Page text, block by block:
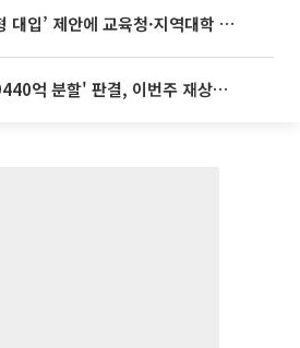
제안에 교육청·지역대학 서·논술형 입시 연계 '착수'
최태원·노소영 '9440억 분할' 판결, 이번주 재상고 여부 주목